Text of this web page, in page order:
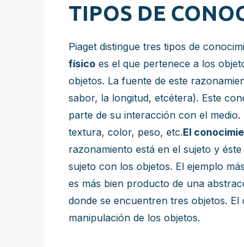
TIPOS DE
Piaget distingue tres tipos de
físico es el que pertenece a los
objetos. La fuente de este
sabor, la longitud, etcétera). Este
parte de su interacción con el
textura, color, peso, etc.El
razonamiento está en el sujeto y
sujeto con los objetos. El ejemplo
es más bien producto de una
donde se encuentren tres objetos.
manipulación de los objetos.